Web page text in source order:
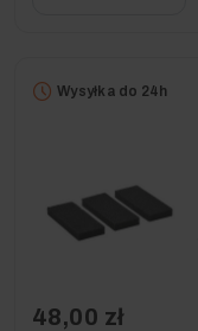
Wysyłka do 24h
48,00 zł